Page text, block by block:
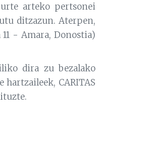
arteko pertsonei
ditzazun. Aterpen,
- Amara, Donostia)
dira zu bezalako
CARITAS